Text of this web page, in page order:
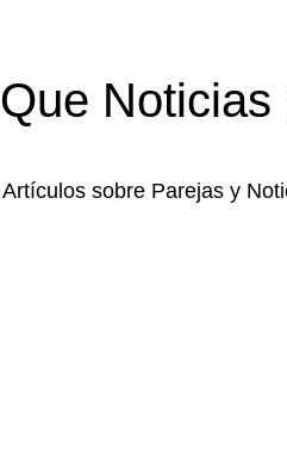
Que Noticias
Artículos sobre Parejas y